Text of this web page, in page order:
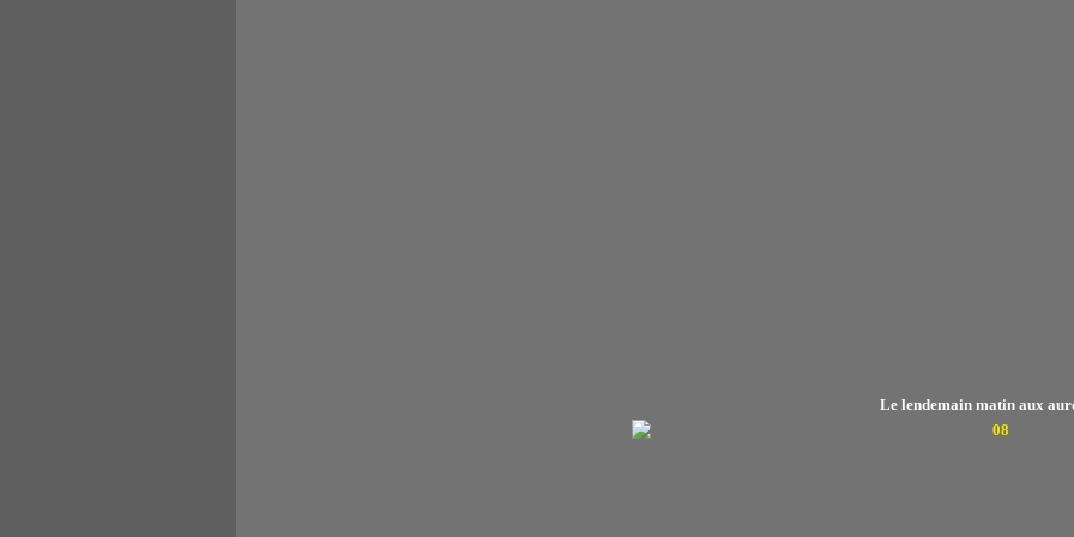
Le lendemain matin aux